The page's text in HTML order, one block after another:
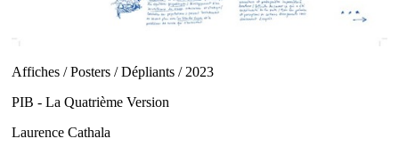
Affiches / Posters / Dépliants / 2023
PIB - La Quatrième Version
Laurence Cathala